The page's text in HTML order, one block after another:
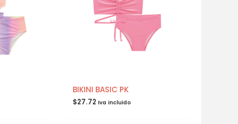
BIKINI BASIC PK
$27.72 Iva incluido